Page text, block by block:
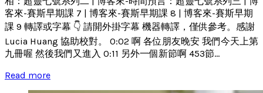
客來-賽斯早期課 7 | 博客來-賽斯早期課 8 | 博客來-賽斯早期
課 9 轉譯或字幕 👇 請開外掛字幕 機器轉譯，僅供參考。感謝
Lucia Huang 協助校對。 0:02 啊 各位朋友晚安 我們今天上第
九冊喔 然後我們又進入 0:11 另外一個新節啊 453節...
Read more